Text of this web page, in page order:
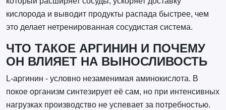
кислорода и выводит продукты распада быстрее, чем
это делает нетренированная сосудистая система.
ЧТО ТАКОЕ АРГИНИН И ПОЧЕМУ
ОН ВЛИЯЕТ НА ВЫНОСЛИВОСТЬ
L-аргинин - условно незаменимая аминокислота. В
покое организм синтезирует её сам, но при интенсивных
нагрузках производство не успевает за потребностью.